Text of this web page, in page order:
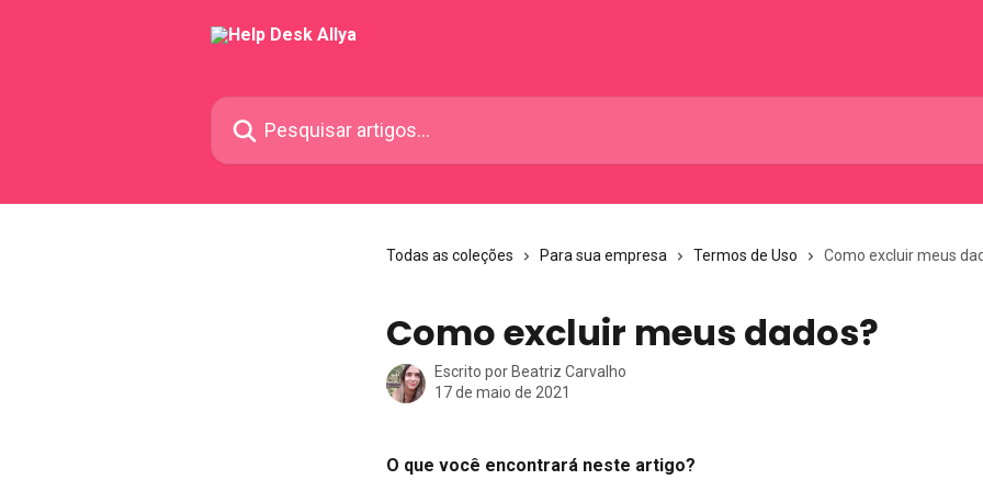
Pesquisar artigos...
Todas as coleções Para sua empresa Termos de Uso Como excluir meus
Como excluir meus dados?
Escrito por Beatriz Carvalho
17 de maio de 2021
O que você encontrará neste artigo?